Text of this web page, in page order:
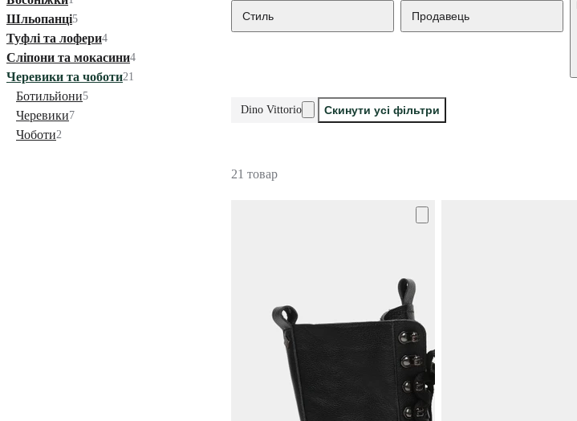
Шльопанці5
Туфлі та лофери4
Сліпони та мокасини4
Черевики та чоботи21
Ботильйони5
Черевики7
Чоботи2
Стиль Продавець
Dino Vittorio Скинути усі фільтри
21 товар